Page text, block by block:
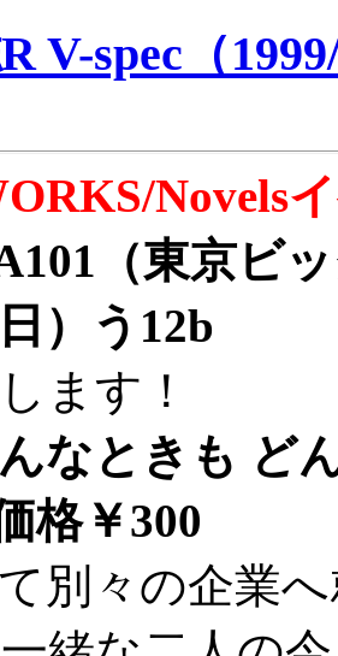
V-spec（
Novels
（東京ビ
）う12b
ます！
んなときも ど
格￥300
別々の企業